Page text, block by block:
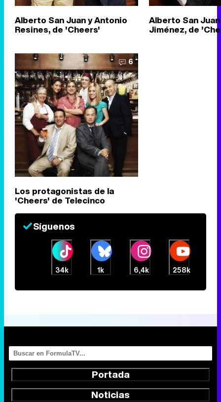
Alberto San Juan y Antonio
Resines, de 'Cheers'
Alberto San
Jiménez, de
6
Los protagonistas de la
'Cheers' de Telecinco
Síguenos
34k 1k 6,4k 258k
Portada
Noticias